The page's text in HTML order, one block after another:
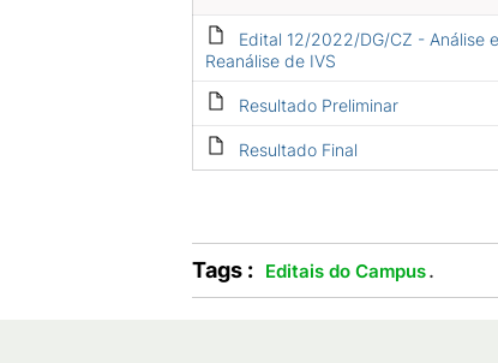
Edital 12/2022/DG/CZ - Análise e
Reanálise de IVS
Resultado Preliminar
Resultado Final
Tags : Editais do Campus.